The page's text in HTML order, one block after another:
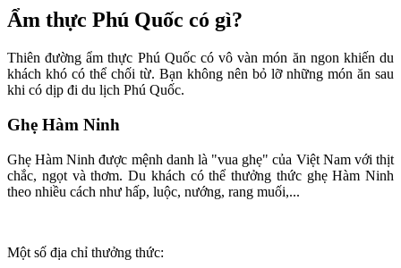
Ẩm thực Phú Quốc có gì?
Thiên đường ẩm thực Phú Quốc có vô vàn món ăn ngon khiến du
khách khó có thể chối từ. Bạn không nên bỏ lỡ những món ăn sau
khi có dịp đi du lịch Phú Quốc.
Ghẹ Hàm Ninh
Ghẹ Hàm Ninh được mệnh danh là "vua ghẹ" của Việt Nam với thịt
chắc, ngọt và thơm. Du khách có thể thưởng thức ghẹ Hàm Ninh
theo nhiều cách như hấp, luộc, nướng, rang muối,...
Một số địa chỉ thưởng thức: